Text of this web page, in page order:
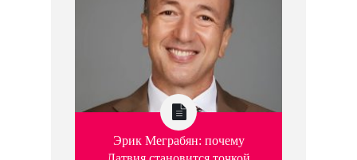
Эрик Меграбян: почему